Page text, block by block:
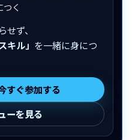
く
ず、
キル」 を一緒に身につ
すぐ参加する
ーを見る